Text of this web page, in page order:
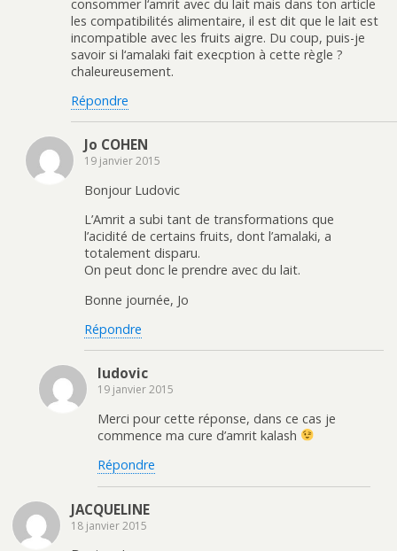
consommer l‘amrit avec du lait mais dans ton article
les compatibilités alimentaire, il est dit que le lait est
incompatible avec les fruits aigre. Du coup, puis-je
savoir si l‘amalaki fait execption à cette règle ?
chaleureusement.
Répondre
Jo COHEN
19 janvier 2015
Bonjour Ludovic
L’Amrit a subi tant de transformations que
l’acidité de certains fruits, dont l’amalaki, a
totalement disparu.
On peut donc le prendre avec du lait.
Bonne journée, Jo
Répondre
ludovic
19 janvier 2015
Merci pour cette réponse, dans ce cas je
commence ma cure d’amrit kalash
Répondre
JACQUELINE
18 janvier 2015